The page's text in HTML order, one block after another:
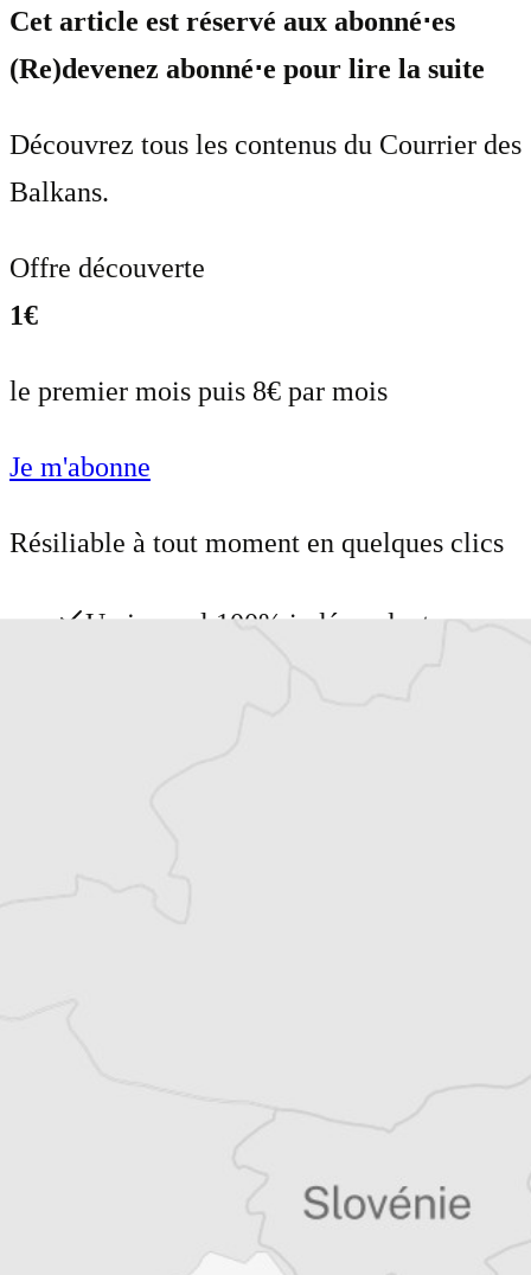
Cet article est réservé aux abonné⋅es
(Re)devenez abonné⋅e pour lire la suite
Découvrez tous les contenus du Courrier des
Balkans.
Offre découverte
1€
le premier mois puis 8€ par mois
Je m'abonne
Résiliable à tout moment en quelques clics
Un journal 100% indépendant